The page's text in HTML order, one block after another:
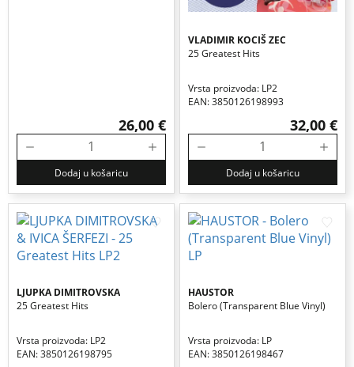
26,00 €
Dodaj u košaricu
VLADIMIR KOCIŠ ZEC
25 Greatest Hits
Vrsta proizvoda: LP2
EAN: 3850126198993
32,00 €
Dodaj u košaricu
LJUPKA DIMITROVSKA
25 Greatest Hits
Vrsta proizvoda: LP2
EAN: 3850126198795
HAUSTOR
Bolero (transparent Blue Vinyl)
Vrsta proizvoda: LP
EAN: 3850126198467